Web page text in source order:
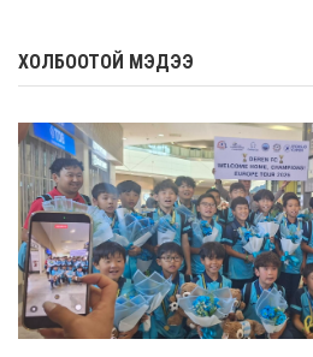
ХОЛБООТОЙ МЭДЭЭ